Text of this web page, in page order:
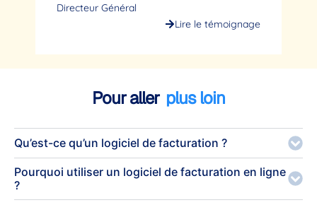
Directeur Général
Lire le témoignage
Pour aller plus loin
Qu’est-ce qu’un logiciel de facturation ?
Pourquoi utiliser un logiciel de facturation en ligne
?